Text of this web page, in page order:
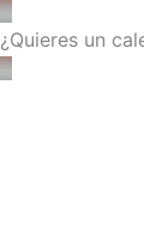
¿Quieres un